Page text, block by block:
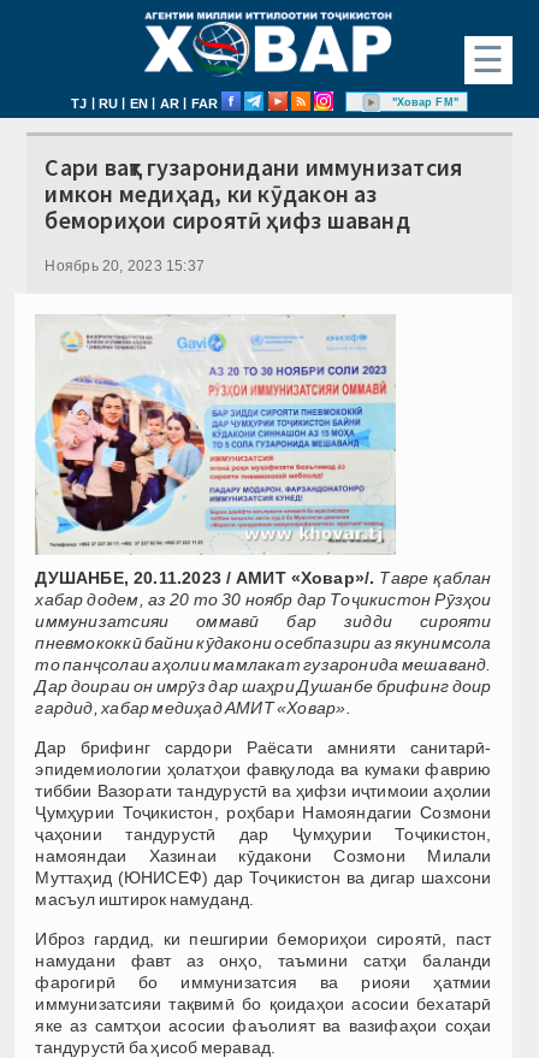
☰
TJ | RU | EN | AR | FAR "Ховар FM"
Сари вақт гузаронидани иммунизатсия
имкон медиҳад, ки кӯдакон аз
бемориҳои сироятӣ ҳифз шаванд
Ноябрь 20, 2023 15:37
ДУШАНБЕ, 20.11.2023 / АМИТ «Ховар»/. Тавре қаблан
хабар додем, аз 20 то 30 ноябр дар Тоҷикистон Рӯзҳои
иммунизатсияи оммавӣ бар зидди сирояти
пневмококкӣ байни кӯдакони осебпазири аз якунимсола
то панҷсолаи аҳолии мамлакат гузаронида мешаванд.
Дар доираи он имрӯз дар шаҳри Душанбе брифинг доир
гардид, хабар медиҳад АМИТ «Ховар».
Дар брифинг сардори Раёсати амнияти санитарӣ-
эпидемиологии ҳолатҳои фавқулода ва кумаки фаврию
тиббии Вазорати тандурустӣ ва ҳифзи иҷтимоии аҳолии
Ҷумҳурии Тоҷикистон, роҳбари Намояндагии Созмони
ҷаҳонии тандурустӣ дар Ҷумҳурии Тоҷикистон,
намояндаи Хазинаи кӯдакони Созмони Милали
Муттаҳид (ЮНИСЕФ) дар Тоҷикистон ва дигар шахсони
масъул иштирок намуданд.
Иброз гардид, ки пешгирии бемориҳои сироятӣ, паст
намудани фавт аз онҳо, таъмини сатҳи баланди
фарогирӣ бо иммунизатсия ва риояи ҳатмии
иммунизатсияи тақвимӣ бо қоидаҳои асосии бехатарӣ
яке аз самтҳои асосии фаъолият ва вазифаҳои соҳаи
тандурустӣ ба ҳисоб меравад.